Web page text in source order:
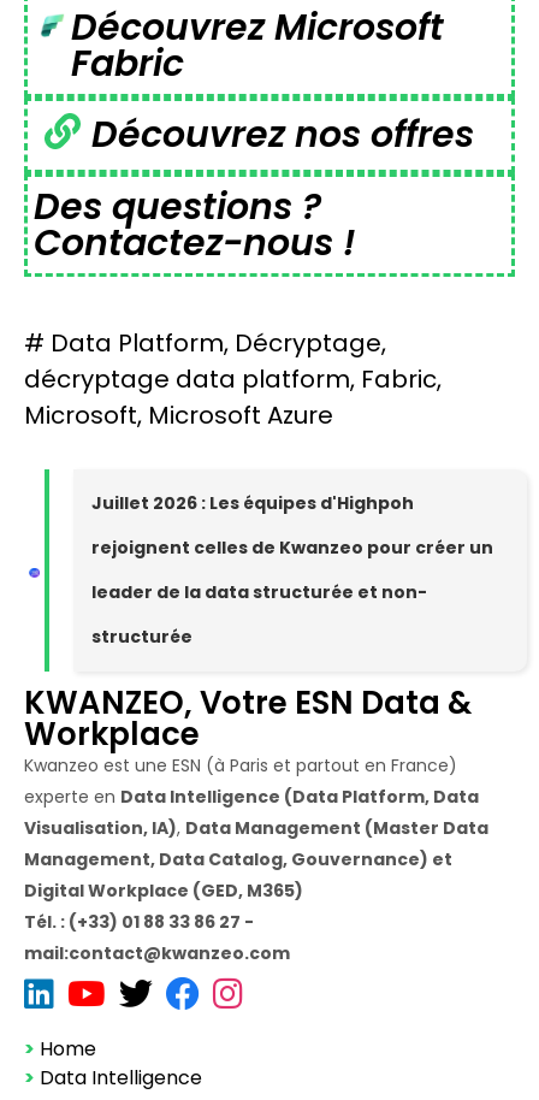
Découvrez Microsoft
Fabric
Découvrez nos offres
Des questions ?
Contactez-nous !
# Data Platform, Décryptage,
décryptage data platform, Fabric,
Microsoft, Microsoft Azure
Juillet 2026 : Les équipes d'Highpoh
rejoignent celles de Kwanzeo pour créer un
leader de la data structurée et non-
structurée
KWANZEO, Votre ESN Data &
Workplace
Kwanzeo est une ESN (à Paris et partout en France)
experte en Data Intelligence (Data Platform, Data
Visualisation, IA), Data Management (Master Data
Management, Data Catalog, Gouvernance) et
Digital Workplace (GED, M365)
Tél. : (+33) 01 88 33 86 27 -
mail:contact@kwanzeo.com
> Home
> Data Intelligence